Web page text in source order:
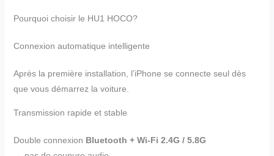
Pourquoi choisir le HU1 HOCO?
Connexion automatique intelligente
Après la première installation, l’iPhone se connecte seul dès
que vous démarrez la voiture.
Transmission rapide et stable
Double connexion Bluetooth + Wi-Fi 2.4G / 5.8G